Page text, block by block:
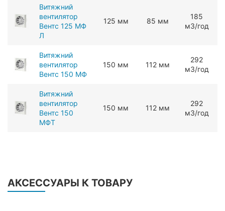
Витяжний
вентилятор
Вентс 125 МФ
Л
125 мм 85 мм
185
мЗ/год
Витяжний
вентилятор
Вентс 150 МФ
150 мм 112 мм
292
мЗ/год
Витяжний
вентилятор
Вентс 150
МФТ
150 мм 112 мм
292
мЗ/год
АКСЕССУАРЫ К ТОВАРУ